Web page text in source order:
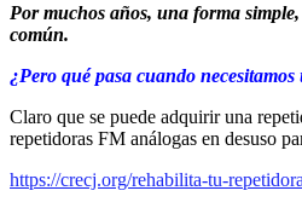
Por muchos años, una forma
común.
¿Pero qué pasa cuando
Claro que se puede adquirir una
repetidoras FM análogas en desuso
https://crecj.org/rehabilita-tu-